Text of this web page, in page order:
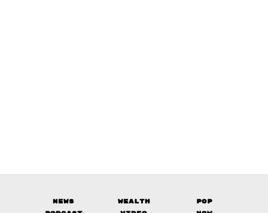
News Wealth
Pop